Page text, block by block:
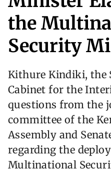
the
Security
Kithure Kindiki, the
Cabinet for the
questions from the
committee of the
Assembly and
regarding the
Multinational